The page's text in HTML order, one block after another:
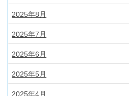
2025年8月
2025年7月
2025年6月
2025年5月
2025年4月